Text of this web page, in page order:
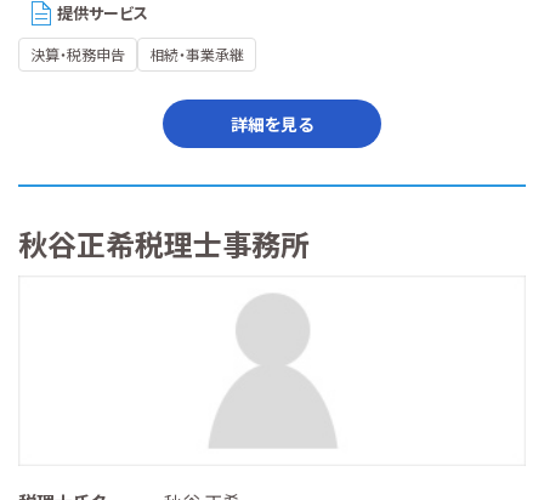
提供サービス
決算・税務申告 相続・事業承継
詳細を見る
秋谷正希税理士事務所